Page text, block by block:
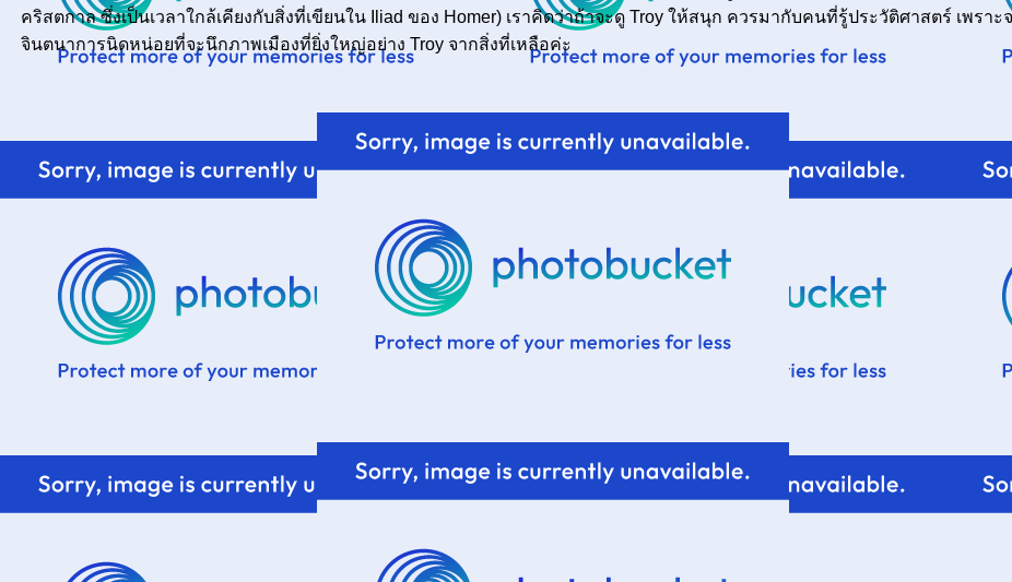
คริสตกาล ซึ่งเป็นเวลาใกล้เคียงกับสิ่งที่เขียนใน Iliad ของ Homer) เราคิดว่าถ้าจะดู Troy ให้สนุก ควรมากับคนที่รู้ประวัติศาสตร์ เพราะ
จินตนาการนิดหน่อยที่จะนึกภาพเมืองที่ยิ่งใหญ่อย่าง Troy จากสิ่งที่เหลือค่ะ